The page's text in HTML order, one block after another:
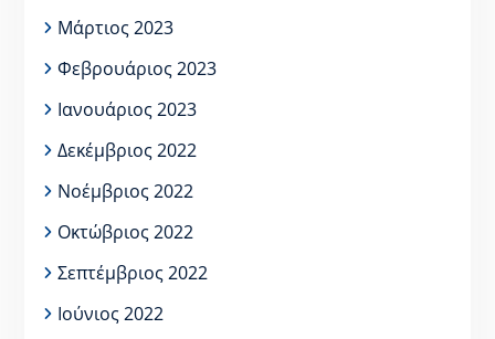
Μάρτιος 2023
Φεβρουάριος 2023
Ιανουάριος 2023
Δεκέμβριος 2022
Νοέμβριος 2022
Οκτώβριος 2022
Σεπτέμβριος 2022
Ιούνιος 2022